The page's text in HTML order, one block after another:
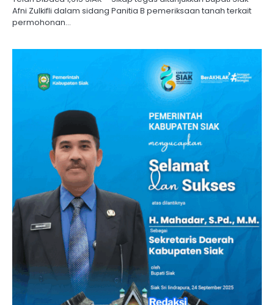
Afni Zulkifli dalam sidang Panitia B pemeriksaan tanah terkait
permohonan…